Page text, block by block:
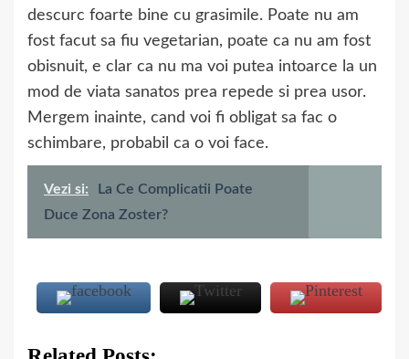
descurc foarte bine cu grasimile. Poate nu am
fost facut sa fiu vegetarian, poate ca nu am fost
obisnuit, e clar ca nu ma voi putea intoarce la un
mod de viata sanatos prea repede si prea usor.
Mergem inainte, cand voi fi obligat sa fac o
schimbare, probabil ca o voi face.
Vezi si:
La Ce Complicatii Poate
Duce Zona Zoster?